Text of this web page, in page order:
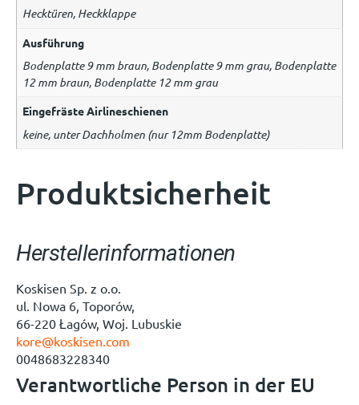
Hecktüren, Heckklappe
Ausführung
Bodenplatte 9 mm braun, Bodenplatte 9 mm grau, Bodenplatte
12 mm braun, Bodenplatte 12 mm grau
Eingefräste Airlineschienen
keine, unter Dachholmen (nur 12mm Bodenplatte)
Produktsicherheit
Herstellerinformationen
Koskisen Sp. z o.o.
ul. Nowa 6, Toporów,
66-220 Łagów, Woj. Lubuskie
kore@koskisen.com
0048683228340
Verantwortliche Person in der EU